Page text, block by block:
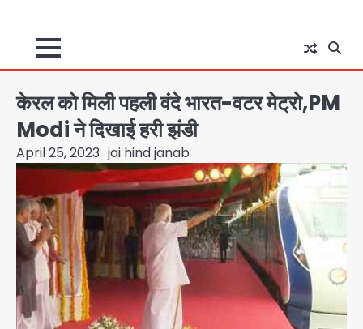
केरल को मिली पहली वंदे भारत-वटर मेट्रो,PM
Modi ने दिखाई हरी झंडी
April 25, 2023 jai hind janab